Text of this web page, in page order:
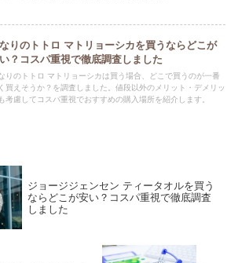
りのトトロ マトリョーシカを買うならどこが
？コスパ重視で徹底調査しました
りのトトロ マトリョーシカは買う場合、どこで買うのが一番
買えそうか？を調査しました。値段以外のメリット・デメリッ
考慮してコスパ重視でおすすめの購入場所を紹介します。
ジョージジェンセン ティータオルを買う
ならどこが安い？コスパ重視で徹底調査
しました